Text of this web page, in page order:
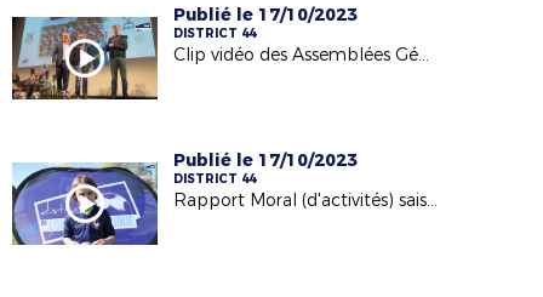
Publié le 17/10/2023
DISTRICT 44
Clip vidéo des Assemblées Générales du District (14/10/2023)
Publié le 17/10/2023
DISTRICT 44
Rapport Moral (d'activités) saison 2022/2023